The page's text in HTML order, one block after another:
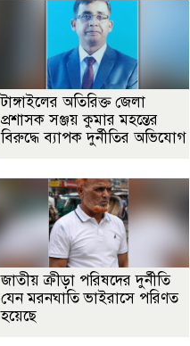
টাঙ্গাইলের অতিরিক্ত জেলা
প্রশাসক সঞ্জয় কুমার মহন্তের
বিরুদ্ধে ব্যাপক দুর্নীতির অভিযোগ
জাতীয় ক্রীড়া পরিষদের দুর্নীতি
যেন মরনঘাতি ভাইরাসে পরিণত
হয়েছে